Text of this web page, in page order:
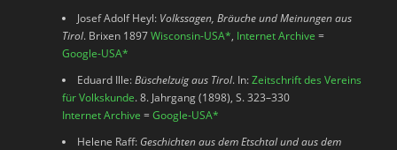
Josef Adolf Heyl: Volkssagen, Bräuche und Meinungen aus
Tirol. Brixen 1897Wisconsin-USA*, Internet Archive =
Google-USA*
Eduard Ille:Büschelzuig aus Tirol. In:Zeitschrift des Vereins
für Volkskunde. 8. Jahrgang (1898), S. 323–330
Internet Archive =Google-USA*
Helene Raff: Geschichten aus dem Etschtal und aus dem